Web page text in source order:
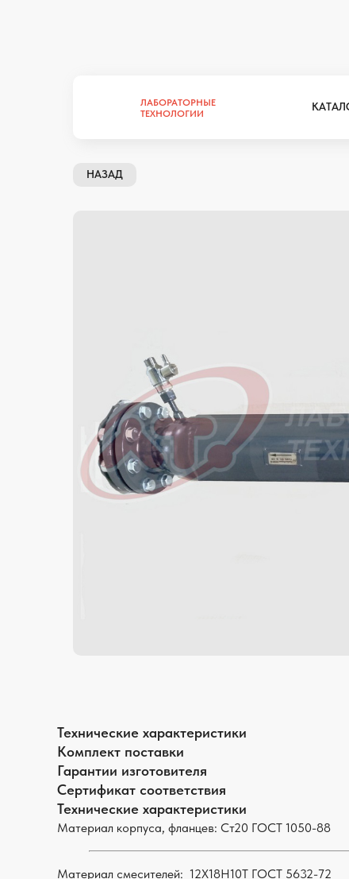
ЛАБОРАТОРНЫЕ
ТЕХНОЛОГИИ
НАЗАД
Технические характеристики
Комплект поставки
Гарантии изготовителя
Сертификат соответствия
Технические характеристики
Материал корпуса, фланцев: Ст20 ГОСТ 1050-88
Материал смесителей: 12Х18Н10Т ГОСТ 5632-72